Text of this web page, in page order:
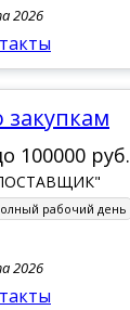
2026
закупкам
100000 руб.
рабочий день
2026